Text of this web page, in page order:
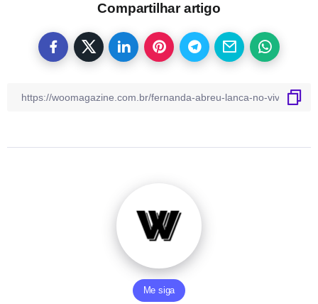
Compartilhar artigo
Me siga